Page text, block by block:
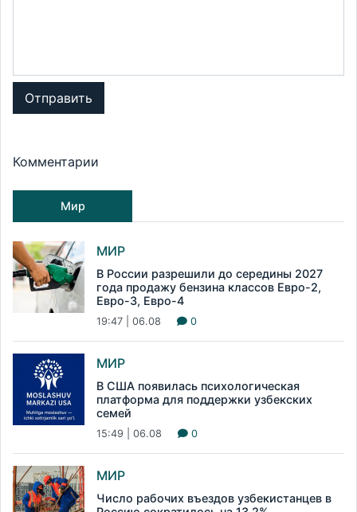
Отправить
Комментарии
Мир
МИР
В России разрешили до середины 2027
года продажу бензина классов Евро-2,
Евро-3, Евро-4
19:47 | 06.08 0
МИР
В США появилась психологическая
платформа для поддержки узбекских
семей
15:49 | 06.08 0
МИР
Число рабочих въездов узбекистанцев в